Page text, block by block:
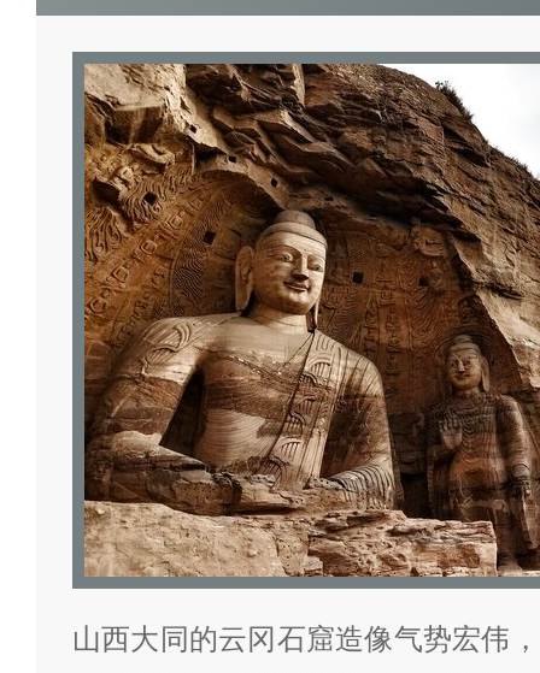
山西大同的云冈石窟造像气势宏伟